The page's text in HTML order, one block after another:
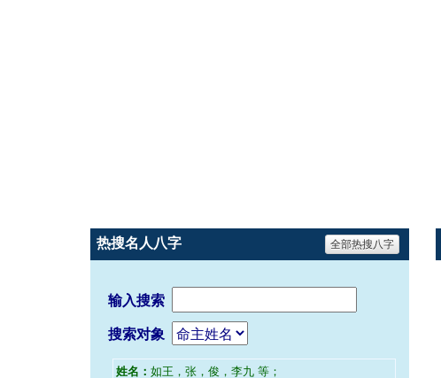
热搜名人八字 全部热搜八字
输入搜索
搜索对象
姓名： 如王，张，俊，李九 等；